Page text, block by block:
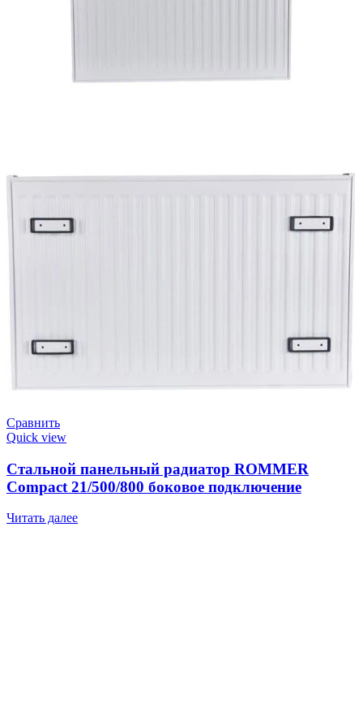
Сравнить
Quick view
Стальной панельный радиатор ROMMER
Compact 21/500/800 боковое подключение
Читать далее